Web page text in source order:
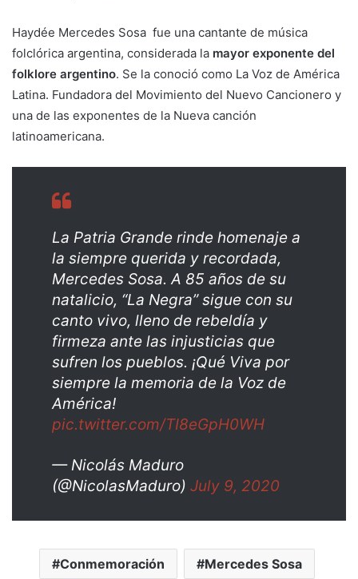
Haydée Mercedes Sosa ​ fue una cantante de música
folclórica argentina, considerada la mayor exponente del
folklore argentino. Se la conoció como La Voz de América
Latina. ​Fundadora del Movimiento del Nuevo Cancionero y
una de las exponentes de la Nueva canción
latinoamericana.
La Patria Grande rinde homenaje a
la siempre querida y recordada,
Mercedes Sosa. A 85 años de su
natalicio, “La Negra” sigue con su
canto vivo, lleno de rebeldía y
firmeza ante las injusticias que
sufren los pueblos. ¡Qué Viva por
siempre la memoria de la Voz de
América!
pic.twitter.com/TI8eGpH0WH
— Nicolás Maduro
(@NicolasMaduro) July 9, 2020
Conmemoración Mercedes Sosa